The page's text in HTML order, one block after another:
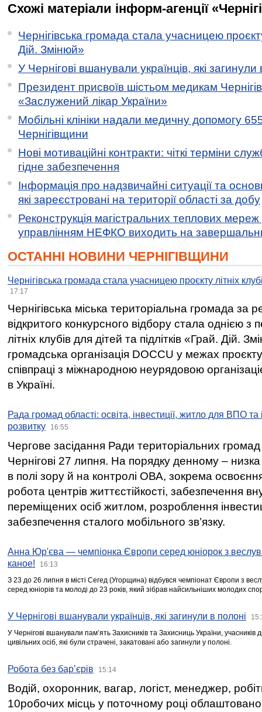
Схожі матеріали інформ-агенції
Чернігівська громада стала учасницею
Дій. Змінюй»
У Чернігові вшанували українців, які загинули
Президент присвоїв шістьом медикам
«Заслужений лікар України»
Мобільні клініки надали медичну допомогу
Чернігівщини
Нові мотиваційні контракти: чіткі терміни
гідне забезпечення
Інформація про надзвичайні ситуації та
які зареєстровані на території області за добу
Реконструкція магістральних теплових мереж
управлінням НЕФКО виходить на
ОСТАННІ НОВИНИ ЧЕРНІГІВЩИНИ
Чернігівська громада стала учасницею проєкту літніх
17:17
Чернігівська міська територіальна громада за
відкритого конкурсного відбору стала однією
літніх клубів для дітей та підлітків «Грай. Дій.
громадська організація DOCCU у межах
співпраці з міжнародною неурядовою
в Україні.
Рада громад області: освіта, інвестиції, житло для ВПО
розвитку
16:55
Чергове засідання Ради територіальних громад
Чернігові 27 липня. На порядку денному –
в полі зору й на контролі ОВА, зокрема освоєння
робота центрів життєстійкості, забезпечення
переміщених осіб житлом, розроблення
забезпечення сталого мобільного зв’язку.
Анна Юр'єва — чемпіонка Європи серед юніорок з
каное!
16:13
З 23 до 26 липня в місті Сегед (Угорщина) відбувся чемпіонат Європи з
серед юніорів та молоді до 23 років, який зібрав найсильніших молодих
У Чернігові вшанували українців, які загинули в полоні
У Чернігові вшанували пам’ять Захисників та Захисниць України,
цивільних осіб, які були страчені, закатовані або загинули у полоні.
Робота без бар’єрів 15:14
Водій, охоронник, вагар, логіст, менеджер,
10робочих місць у поточному році